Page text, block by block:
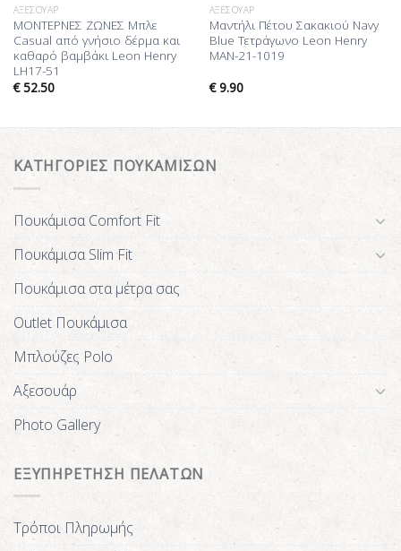
ΑΞΕΣΟΥΆΡ
ΜΟΝΤΕΡΝΕΣ ΖΩΝΕΣ Μπλε
Casual από γνήσιο δέρμα και
καθαρό βαμβάκι Leon Henry
LH17-51
€52.50
ΑΞΕΣΟΥΆΡ
Μαντήλι Πέτου Σακακιού Navy
Blue Τετράγωνο Leon Henry
MAN-21-1019
€9.90
ΚΑΤΗΓΟΡΙΕΣ ΠΟΥΚΑΜΙΣΩΝ
Πουκάμισα Comfort Fit
Πουκάμισα Slim Fit
Πουκάμισα στα μέτρα σας
Outlet Πουκάμισα
Μπλούζες Polo
Αξεσουάρ
Photo Gallery
ΕΞΥΠΗΡΕΤΗΣΗ ΠΕΛΑΤΩΝ
Τρόποι Πληρωμής